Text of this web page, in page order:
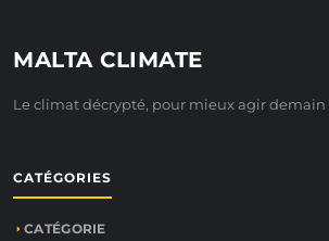
MALTA CLIMATE
Le climat décrypté, pour mieux agir demain
CATÉGORIES
CATÉGORIE